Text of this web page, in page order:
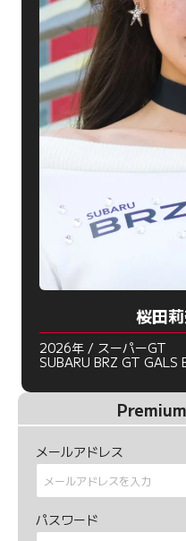
桜田
2026年 / スーパーGT
SUBARU BRZ GT GALS
メールアドレス
パスワード